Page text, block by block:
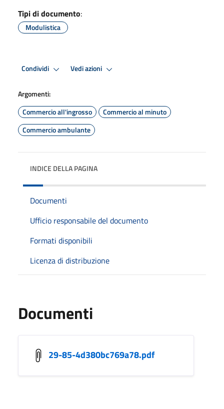
Tipi di documento:
Modulistica
Condividi Vedi azioni
Argomenti:
Commercio all'ingrosso
Commercio al minuto
Commercio ambulante
INDICE DELLA PAGINA
Documenti
Ufficio responsabile del documento
Formati disponibili
Licenza di distribuzione
Documenti
29-85-4d380bc769a78.pdf